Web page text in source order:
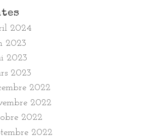
2024
2023
2023
2023
2022
2022
2022
2022